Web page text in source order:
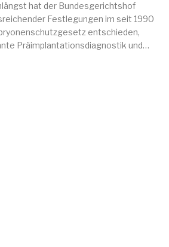
hat der Bundesgerichtshof
Festlegungen im seit 1990
entschieden,
Präimplantationsdiagnostik und…